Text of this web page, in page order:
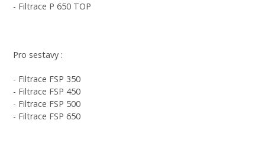
- Filtrace P 650 TOP
Pro sestavy :
- Filtrace FSP 350
- Filtrace FSP 450
- Filtrace FSP 500
- Filtrace FSP 650